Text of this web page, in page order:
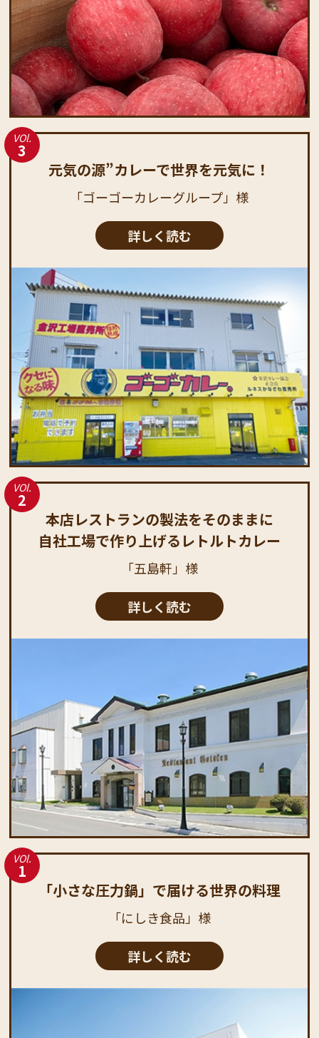
VOl.
3
元気の源”カレーで世界を元気に！
「ゴーゴーカレーグループ」様
詳しく読む
VOl.
2
本店レストランの製法をそのままに
自社工場で作り上げるレトルトカレー
「五島軒」様
詳しく読む
VOl.
1
「小さな圧力鍋」で届ける世界の料理
「にしき食品」様
詳しく読む